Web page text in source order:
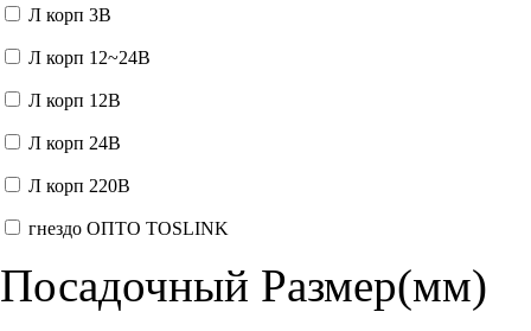
Л корп 3В
Л корп 12~24В
Л корп 12В
Л корп 24В
Л корп 220В
гнездо ОПТО TOSLINK
Посадочный Размер(мм)